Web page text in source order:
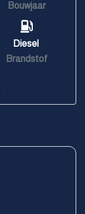
Bouwjaar
Diesel
Brandstof